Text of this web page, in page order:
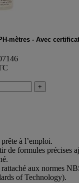
mètres - Avec
+
à l’emploi.
de formules précises
aux normes
of Technology).